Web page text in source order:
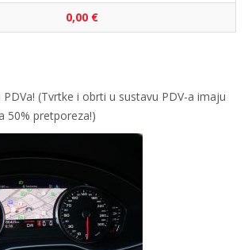
0,00 €
(Tvrtke i obrti u sustavu PDV-a imaju
50% pretporeza!)